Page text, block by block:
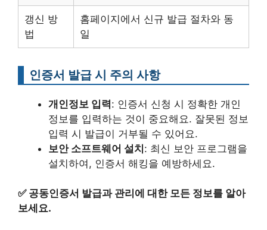
갱신 방
법
홈페이지에서 신규 발급 절차와 동
일
인증서 발급 시 주의 사항
개인정보 입력: 인증서 신청 시 정확한 개인
정보를 입력하는 것이 중요해요. 잘못된 정보
입력 시 발급이 거부될 수 있어요.
보안 소프트웨어 설치: 최신 보안 프로그램을
설치하여, 인증서 해킹을 예방하세요.
✅ 공동인증서 발급과 관리에 대한 모든 정보를 알아
보세요.